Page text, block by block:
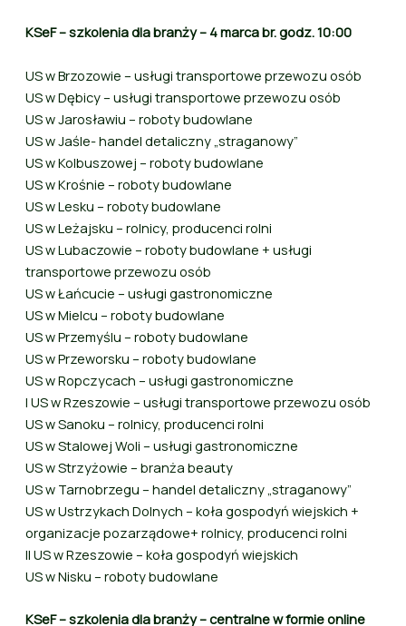
KSeF – szkolenia dla branży – 4 marca br. godz. 10:00
US w Brzozowie – usługi transportowe przewozu osób
US w Dębicy – usługi transportowe przewozu osób
US w Jarosławiu – roboty budowlane
US w Jaśle- handel detaliczny „straganowy”
US w Kolbuszowej – roboty budowlane
US w Krośnie – roboty budowlane
US w Lesku – roboty budowlane
US w Leżajsku – rolnicy, producenci rolni
US w Lubaczowie – roboty budowlane + usługi
transportowe przewozu osób
US w Łańcucie – usługi gastronomiczne
US w Mielcu – roboty budowlane
US w Przemyślu – roboty budowlane
US w Przeworsku – roboty budowlane
US w Ropczycach – usługi gastronomiczne
I US w Rzeszowie – usługi transportowe przewozu osób
US w Sanoku – rolnicy, producenci rolni
US w Stalowej Woli – usługi gastronomiczne
US w Strzyżowie – branża beauty
US w Tarnobrzegu – handel detaliczny „straganowy”
US w Ustrzykach Dolnych – koła gospodyń wiejskich +
organizacje pozarządowe+ rolnicy, producenci rolni
II US w Rzeszowie – koła gospodyń wiejskich
US w Nisku – roboty budowlane
KSeF – szkolenia dla branży – centralne w formie online